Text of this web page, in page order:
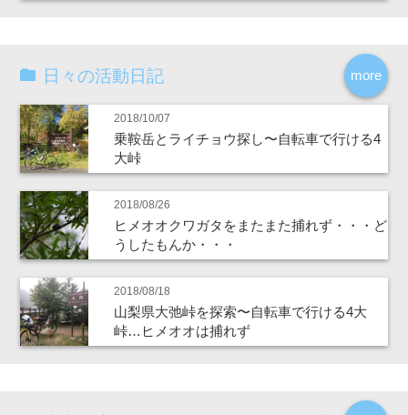
more
日々の活動日記
2018/10/07
乗鞍岳とライチョウ探し〜自転車で行ける4
大峠
2018/08/26
ヒメオオクワガタをまたまた捕れず・・・ど
うしたもんか・・・
2018/08/18
山梨県大弛峠を探索〜自転車で行ける4大
峠…ヒメオオは捕れず